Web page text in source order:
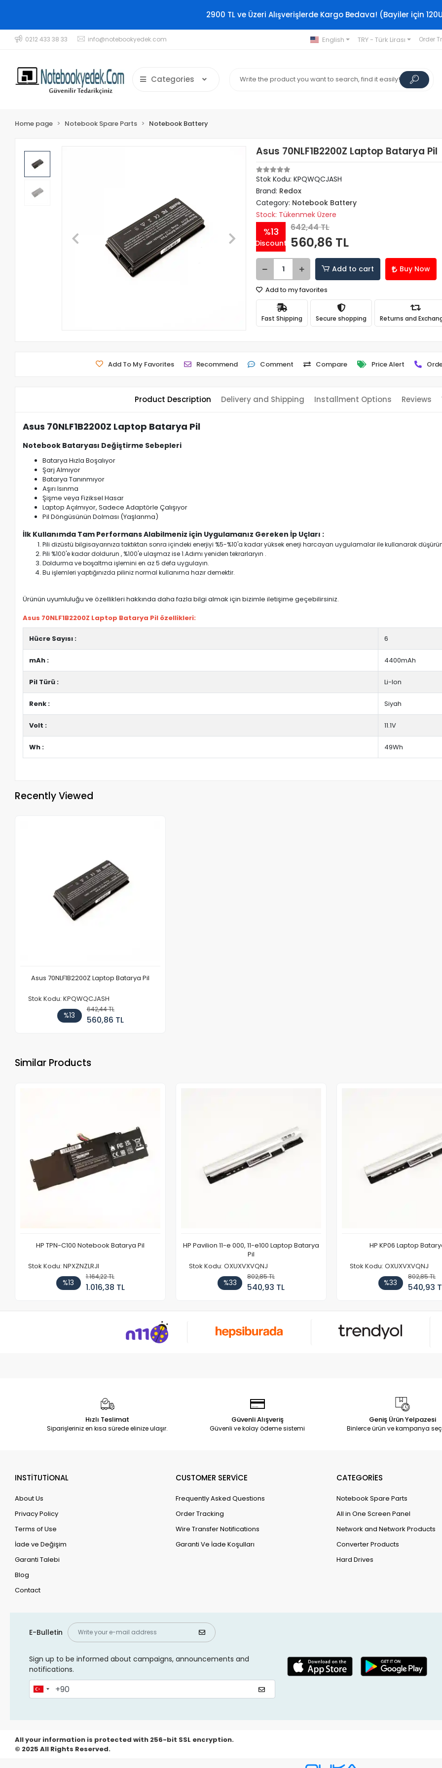
2900 TL ve Üzeri Alışverişlerde Kargo Bedava! (Bayiler için
0212 433 38 33 info@notebookyedek.com English TRY - Türk Lirası Order
Categories
Home page Notebook Spare Parts Notebook Battery
Asus 70NLF1B2200Z Laptop Batarya Pil
Stok Kodu: KPQWQCJASH
Brand: Redox
Category: Notebook Battery
Stock: Tükenmek Üzere
%13
Discount
642,44 TL
560,86 TL
Add to cart Buy Now
Add to my favorites
Fast Shipping Secure shopping Returns and
Add To My Favorites Recommend Comment Compare Price Alert
Product Description Delivery and Shipping Installment Options Reviews
Asus 70NLF1B2200Z Laptop Batarya Pil
Notebook Bataryası Değiştirme Sebepleri
Batarya Hızla Boşalıyor
Şarj Almıyor
Batarya Tanınmıyor
Aşırı Isınma
Şişme veya Fiziksel Hasar
Laptop Açılmıyor, Sadece Adaptörle Çalışıyor
Pil Döngüsünün Dolması (Yaşlanma)
İlk Kullanımda Tam Performans Alabilmeniz için Uygulamanız Gereken İp Uçları :
Pili dizüstü bilgisayarınıza taktıktan sonra içindeki enerjiyi %5-%10'a kadar yüksek enerji harcayan uygulamalar ile kullanarak
Pili %100'e kadar doldurun , %100'e ulaşmaz ise 1.Adımı yeniden tekrarlaryın .
Doldurma ve boşaltma işlemini en az 5 defa uygulayın.
Bu işlemleri yaptığınızda piliniz normal kullanıma hazır demektir.
Ürünün uyumluluğu ve özellikleri hakkında daha fazla bilgi almak için bizimle iletişime geçebilirsiniz.
Asus 70NLF1B2200Z Laptop Batarya Pil özellikleri:
Hücre Sayısı : 6
mAh : 4400mAh
Pil Türü : Li-Ion
Renk : Siyah
Volt : 11.1V
Wh : 49Wh
Recently Viewed
Asus 70NLF1B2200Z Laptop Batarya Pil
Stok Kodu: KPQWQCJASH
%13
642,44 TL
560,86 TL
Similar Products
HP TPN-C100 Notebook Batarya Pil
Stok Kodu: NPXZNZLRJI
%13
1.164,22 TL
1.016,38 TL
HP Pavilion 11-e 000, 11-e100 Laptop Batarya
Pil
Stok Kodu: OXUXVXVQNJ
%33
802,85 TL
540,93 TL
HP KP06 Laptop
Stok Kodu: OXUXVXVQNJ
%33
802,85 TL
540,93
Hızlı Teslimat
Siparişleriniz en kısa sürede elinize ulaşır.
Güvenli Alışveriş
Güvenli ve kolay ödeme sistemi
Geniş Ürün Yelpazesi
Binlerce ürün ve kampanya
INSTİTUTİONAL
About Us
Privacy Policy
Terms of Use
İade ve Değişim
Garanti Talebi
Blog
Contact
CUSTOMER SERVİCE
Frequently Asked Questions
Order Tracking
Wire Transfer Notifications
Garanti Ve İade Koşulları
CATEGORİES
Notebook Spare Parts
All in One Screen Panel
Network and Network Products
Converter Products
Hard Drives
E-Bulletin
Sign up to be informed about campaigns, announcements and
notifications.
All your information is protected with 256-bit SSL encryption.
© 2025 All Rights Reserved.